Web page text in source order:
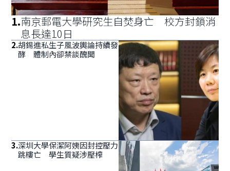
1.南京郵電大學研究生自焚身亡 校方封鎖消
息長達10日
2.胡錫進私生子風波輿論持續發
酵 體制內卻禁談醜聞
3.深圳大學保潔阿姨因封控壓力
跳樓亡 學生質疑涉壓榨